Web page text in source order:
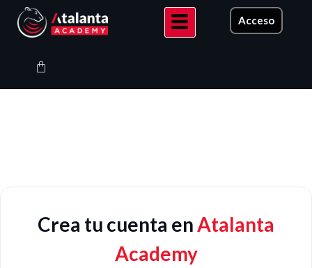
contenido
Acceso
Carrito
Crea tu cuenta enAtalanta
Academy